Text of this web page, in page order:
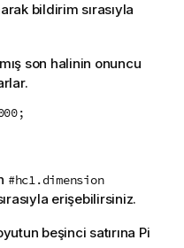
bildirim sırasıyla
son halinin onuncu
#hc1.dimension
erişebilirsiniz.
beşinci satırına Pi